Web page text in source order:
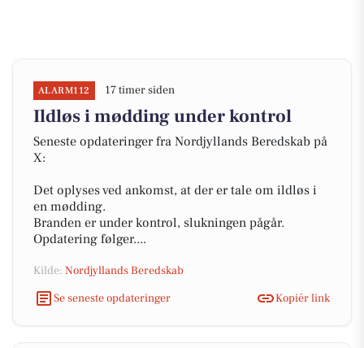
ALARM112 17 timer siden
Ildløs i mødding under kontrol
Seneste opdateringer fra Nordjyllands Beredskab på
X:
Det oplyses ved ankomst, at der er tale om ildløs i
en mødding.
Branden er under kontrol, slukningen pågår.
Opdatering følger....
Kilde: Nordjyllands Beredskab
Se seneste opdateringer
Kopiér link